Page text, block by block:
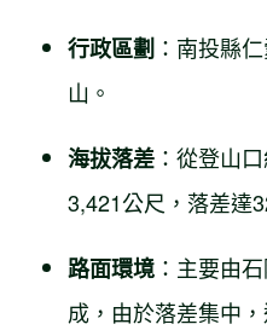
行政區劃 ：南投縣
山。
海拔落差 ：從登山
3,421公尺，落差達
路面環境 ：主要由
成，由於落差集中